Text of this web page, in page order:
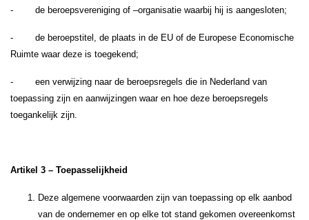
- de beroepsvereniging of –organisatie waarbij hij is aangesloten;
- de beroepstitel, de plaats in de EU of de Europese Economische
Ruimte waar deze is toegekend;
- een verwijzing naar de beroepsregels die in Nederland van
toepassing zijn en aanwijzingen waar en hoe deze beroepsregels
toegankelijk zijn.
Artikel 3 – Toepasselijkheid
Deze algemene voorwaarden zijn van toepassing op elk aanbod
van de ondernemer en op elke tot stand gekomen overeenkomst